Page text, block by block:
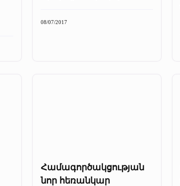
08/07/2017
Համագործակցության
նոր հեռանկար